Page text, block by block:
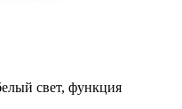
свет, функция